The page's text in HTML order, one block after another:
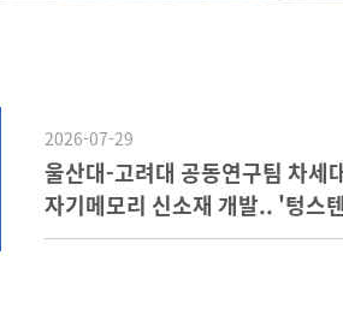
2026-07-29
울산대-고려대 공동연구팀 차세
자기메모리 신소재 개발.. '텅스
몰리브덴 합금'